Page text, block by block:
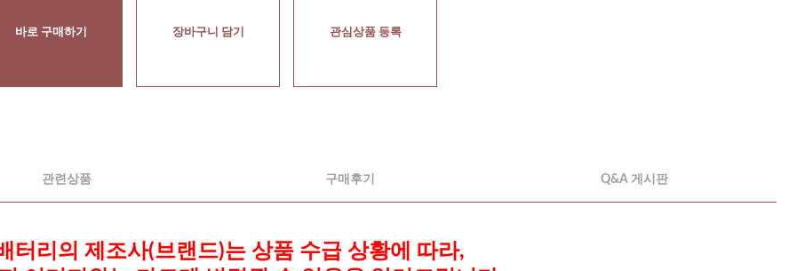
바로 구매하기 장바구니 담기 관심상품 등록
관련상품 구매후기 Q&A 게시판
터리의 제조사(브랜드)는 상품 수급 상황에 따라,